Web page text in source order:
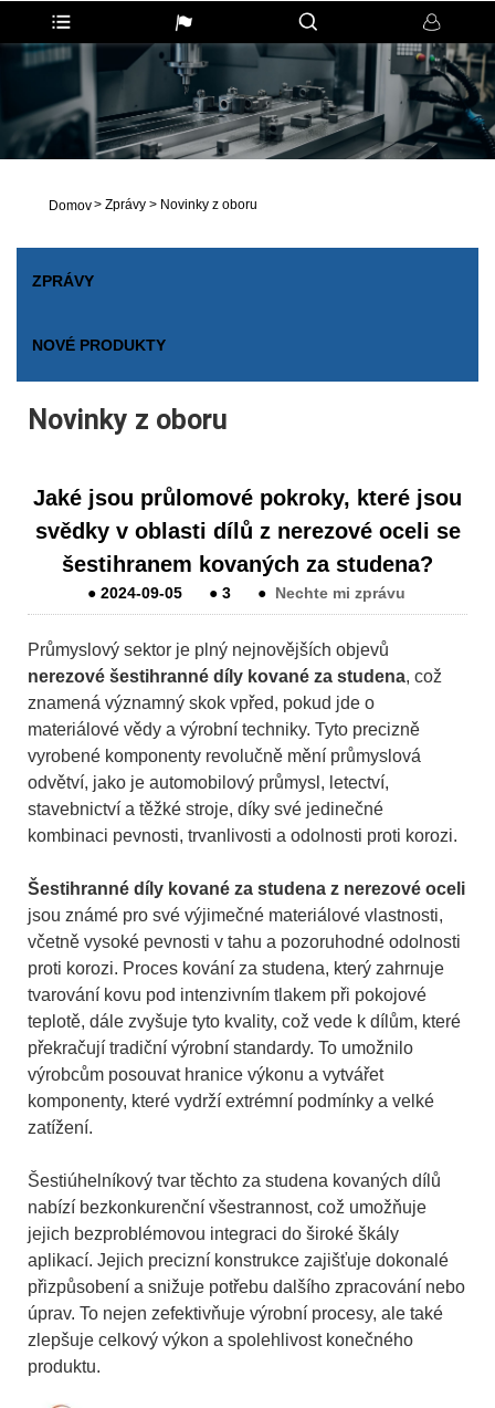
Domov> Zprávy > Novinky z oboru
ZPRÁVY
NOVÉ PRODUKTY
Novinky z oboru
Jaké jsou průlomové pokroky, které jsou
svědky v oblasti dílů z nerezové oceli se
šestihranem kovaných za studena?
●2024-09-05 ●3 ● Nechte mi zprávu
Průmyslový sektor je plný nejnovějších objevů
nerezové šestihranné díly kované za studena, což
znamená významný skok vpřed, pokud jde o
materiálové vědy a výrobní techniky. Tyto precizně
vyrobené komponenty revolučně mění průmyslová
odvětví, jako je automobilový průmysl, letectví,
stavebnictví a těžké stroje, díky své jedinečné
kombinaci pevnosti, trvanlivosti a odolnosti proti korozi.
Šestihranné díly kované za studena z nerezové oceli
jsou známé pro své výjimečné materiálové vlastnosti,
včetně vysoké pevnosti v tahu a pozoruhodné odolnosti
proti korozi. Proces kování za studena, který zahrnuje
tvarování kovu pod intenzivním tlakem při pokojové
teplotě, dále zvyšuje tyto kvality, což vede k dílům, které
překračují tradiční výrobní standardy. To umožnilo
výrobcům posouvat hranice výkonu a vytvářet
komponenty, které vydrží extrémní podmínky a velké
zatížení.
Šestiúhelníkový tvar těchto za studena kovaných dílů
nabízí bezkonkurenční všestrannost, což umožňuje
jejich bezproblémovou integraci do široké škály
aplikací. Jejich precizní konstrukce zajišťuje dokonalé
přizpůsobení a snižuje potřebu dalšího zpracování nebo
úprav. To nejen zefektivňuje výrobní procesy, ale také
zlepšuje celkový výkon a spolehlivost konečného
produktu.